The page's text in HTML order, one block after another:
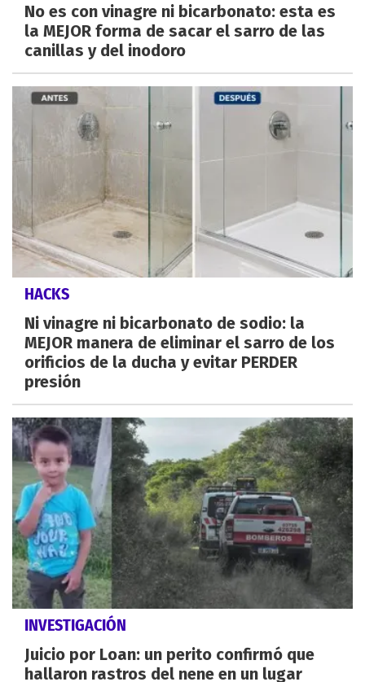
No es con vinagre ni bicarbonato: esta es
la MEJOR forma de sacar el sarro de las
canillas y del inodoro
HACKS
Ni vinagre ni bicarbonato de sodio: la
MEJOR manera de eliminar el sarro de los
orificios de la ducha y evitar PERDER
presión
INVESTIGACIÓN
Juicio por Loan: un perito confirmó que
hallaron rastros del nene en un lugar